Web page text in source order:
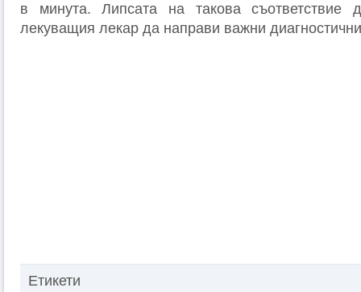
в минута. Липсата на такова съответствие
лекуващия лекар да направи важни
Етикети